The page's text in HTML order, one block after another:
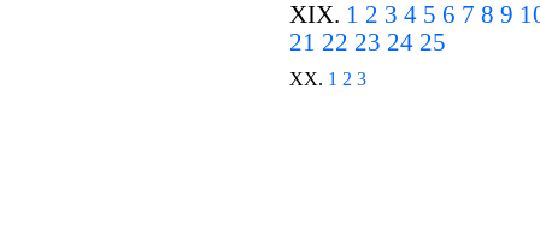
XIX. 1 2 3 4 5 6 7 8 9
21 22 23 24 25
XX. 1 2 3